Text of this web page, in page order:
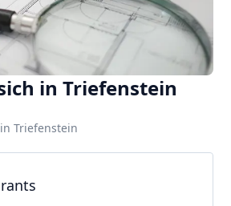
in Triefenstein
Triefenstein